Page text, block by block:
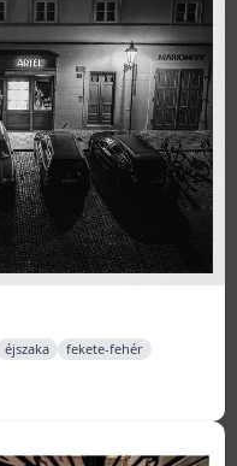
éjszaka fekete-fehér